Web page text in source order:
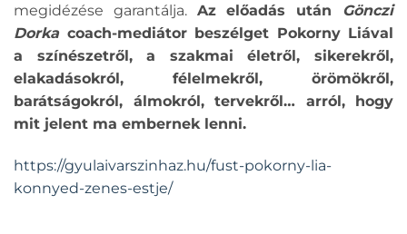
megidézése garantálja. Az előadás után Gönczi
Dorkacoach-mediátor beszélget Pokorny Liával
a színészetről, a szakmai életről, sikerekről,
elakadásokról, félelmekről, örömökről,
barátságokról, álmokról, tervekről… arról, hogy
mit jelent ma embernek lenni.
https://gyulaivarszinhaz.hu/fust-pokorny-lia-
konnyed-zenes-estje/